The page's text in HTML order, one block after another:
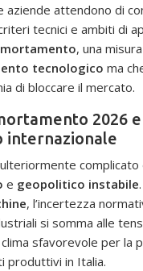
aziende attendono di
tecnici e ambiti di
, una
tecnologico ma
di bloccare il mercato.
2026
internazionale
complicato
e geopolitico instabile
, l’incertezza
si somma alle
sfavorevole per la
produttivi in Italia.